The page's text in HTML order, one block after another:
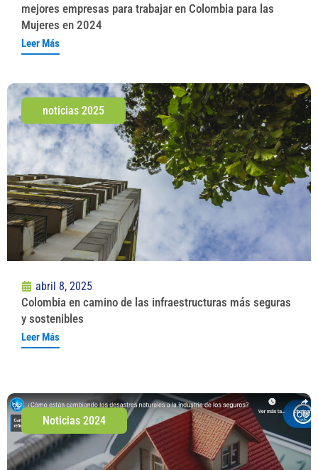
mejores empresas para trabajar en Colombia para las
Mujeres en 2024
Leer Más
noticias 2025
abril 8, 2025
Colombia en camino de las infraestructuras más seguras
y sostenibles
Leer Más
Noticias 2024